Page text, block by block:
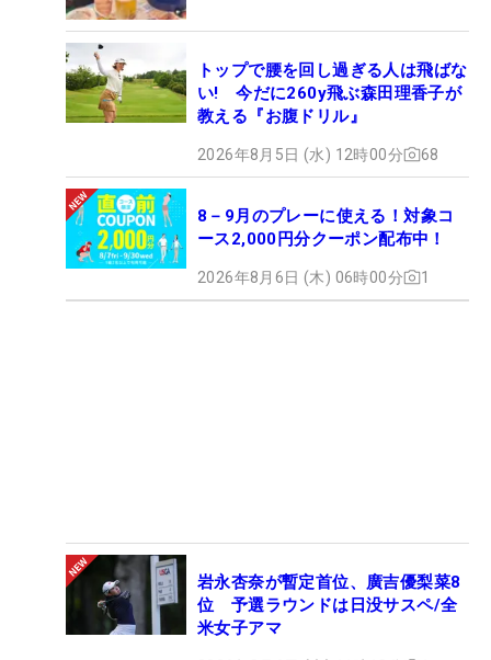
トップで腰を回し過ぎる人は飛ばな
い! 今だに260y飛ぶ森田理香子が
教える『お腹ドリル』
2026年8月5日 (水) 12時00分 68
8－9月のプレーに使える！対象コ
ース2,000円分クーポン配布中！
2026年8月6日 (木) 06時00分 1
岩永杏奈が暫定首位、廣吉優梨菜8
位 予選ラウンドは日没サスペ/全
米女子アマ